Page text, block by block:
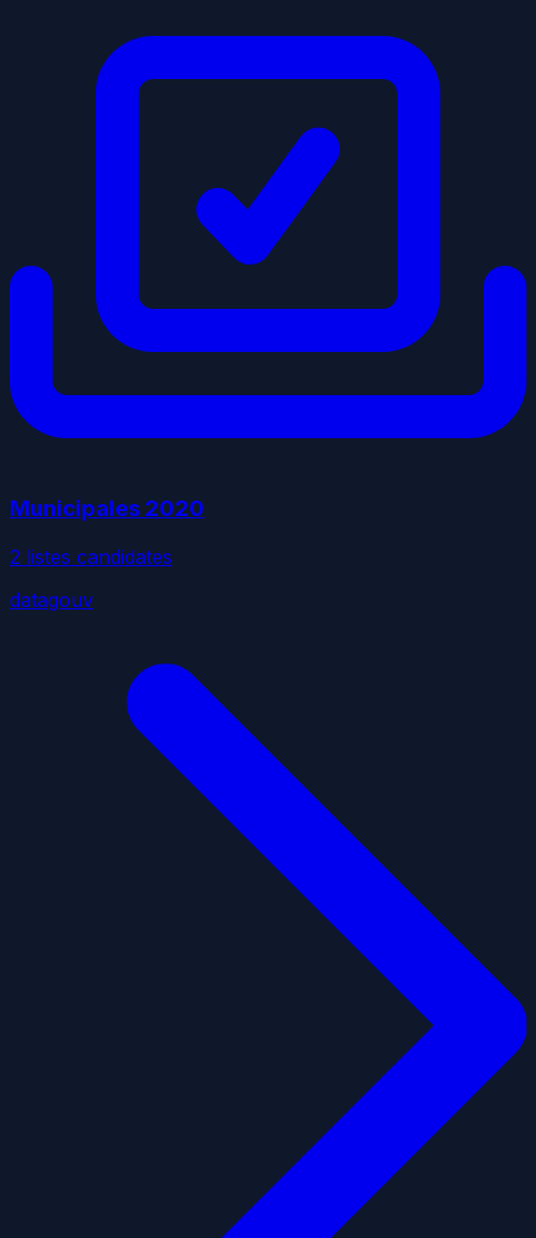
Municipales 2020
2 listes candidates
datagouv